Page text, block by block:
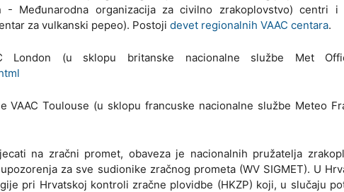
- Međunarodna organizacija za civilno zrakoplovstvo) centri i
za vulkanski pepeo). Postoji devet regionalnih VAAC centara.
London (u sklopu britanske nacionalne službe Met
VAAC Toulouse (u sklopu francuske nacionalne službe Meteo
na zračni promet, obaveza je nacionalnih pružatelja
za sve sudionike zračnog prometa (WV SIGMET). U
pri Hrvatskoj kontroli zračne plovidbe (HKZP) koji, u slučaju